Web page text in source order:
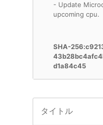
- Update
upcoming cpu.
SHA-
d1a84c45
タイトル